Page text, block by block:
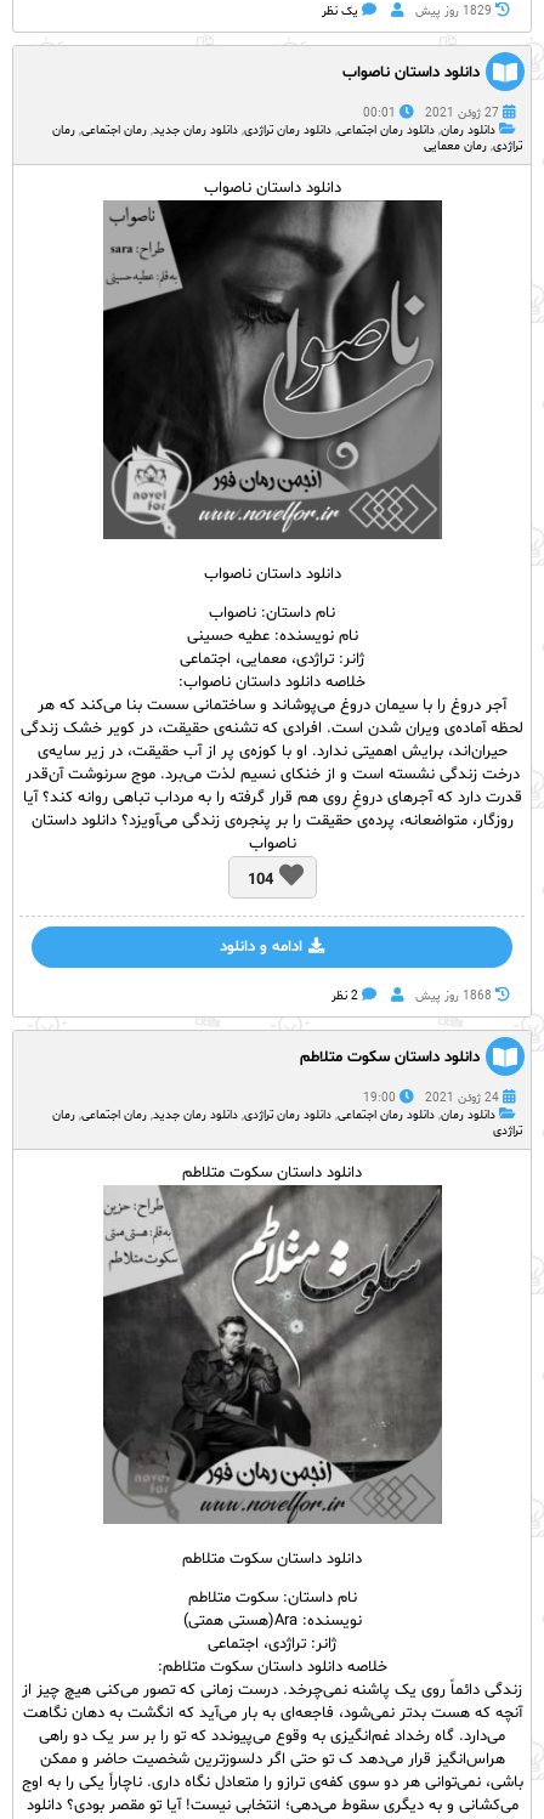
1829 روز پيش یک نظر
دانلود داستان ناصواب
27 ژوئن 2021
00:01
دانلود رمان, دانلود رمان اجتماعی, دانلود رمان تراژدی, دانلود رمان جدید, رمان اجتماعی, رمان
تراژدی, رمان معمایی
دانلود داستان ناصواب
دانلود داستان ناصواب
نام داستان: ناصواب
نام نویسنده: عطیه حسینی
ژانر: تراژدی، معمایی، اجتماعی
خلاصه دانلود داستان ناصواب:
آجر دروغ را با سیمان دروغ می‌پوشاند و ساختمانی سست بنا می‌کند که هر
لحظه آماده‌ی ویران شدن است. افرادی که تشنه‌ی حقیقت، در کویر خشک زندگی
حیران‌اند، برایش اهمیتی ندارد. او با کوزه‌ی پر از آب حقیقت، در زیر سایه‌ی
درخت زندگی نشسته است و از خنکای نسیم لذت می‌برد. موج سرنوشت آن‌قدر
قدرت دارد که آجر‌های دروغِ روی هم قرار گرفته‌ را به مرداب تباهی روانه کند؟ آیا
روزگار، متواضعانه، پرده‌ی حقیقت را بر پنجره‌ی زندگی می‌آویزد؟ دانلود داستان
ناصواب
104
ادامه و دانلود
1868 روز پيش 2 نظر
دانلود داستان سکوت متلاطم
24 ژوئن 2021
19:00
دانلود رمان, دانلود رمان اجتماعی, دانلود رمان تراژدی, دانلود رمان جدید, رمان اجتماعی, رمان
تراژدی
دانلود داستان سکوت متلاطم
دانلود داستان سکوت متلاطم
نام داستان: سکوت متلاطم
نویسنده: Ara(هستی همتی)
ژانر: تراژدی، اجتماعی
خلاصه دانلود داستان سکوت متلاطم:
زندگی دائماً روی یک پاشنه نمی‌‌چرخد. درست زمانی که تصور می‌‌کنی هیچ چیز از
آنچه که هست بدتر نمی‌‌شود، فاجعه‌‌ای به بار می‌‌آید که انگشت به دهان نگاهت
می‌‌دارد. گاه رخداد غم‌‌انگیزی به وقوع می‌‌پیوندد که تو را بر سر یک دو راهی
هراس‌‌انگیز قرار می‌‌دهد ک تو حتی اگر دلسوزترین شخصیت حاضر و ممکن
باشی، نمی‌‌توانی هر دو سوی کفه‌‌ی ترازو را متعادل نگاه داری. ناچاراً یکی را به اوج
می‌‌کشانی و به دیگری سقوط می‌‌دهی؛ انتخابی نیست! آیا تو مقصر بودی؟ دانلود